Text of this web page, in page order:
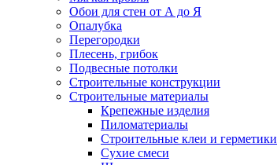
Обои для стен от А до Я
Опалубка
Перегородки
Плесень, грибок
Подвесные потолки
Строительные конструкции
Строительные материалы
Крепежные изделия
Пиломатериалы
Строительные клеи и герметики
Сухие смеси